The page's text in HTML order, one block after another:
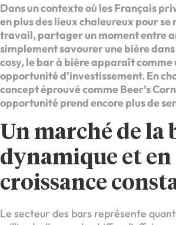
Dans un contexte où les Français
en plus des lieux chaleureux pour
travail, partager un moment entre
simplement savourer une bière
cosy, le bar à bière apparaît
opportunité d’investissement. En
concept éprouvé comme Beer’s
opportunité prend encore plus de
Un marché de la
dynamique et en
croissance
Le secteur des bars représente